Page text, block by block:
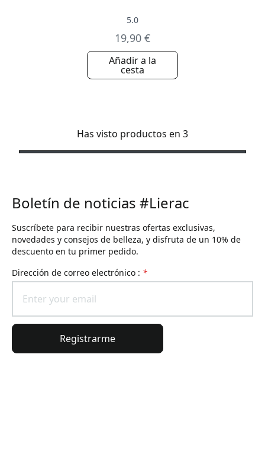
5.0
19,90 €
Añadir a la
cesta
Has visto productos en 3
Boletín de noticias #Lierac
Suscríbete para recibir nuestras ofertas exclusivas,
novedades y consejos de belleza, y disfruta de un 10% de
descuento en tu primer pedido.
Dirección de correo electrónico : *
Registrarme